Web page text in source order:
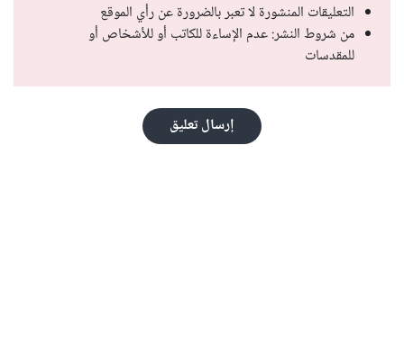
التعليقات المنشورة لا تعبر بالضرورة عن رأي الموقع
من شروط النشر: عدم الإساءة للكاتب أو للأشخاص أو
للمقدسات
إرسال تعليق